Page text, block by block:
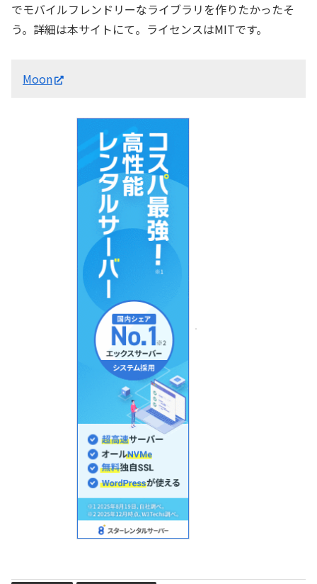
でモバイルフレンドリーなライブラリを作りたかったそ
う。詳細は本サイトにて。ライセンスはMITです。
Moon